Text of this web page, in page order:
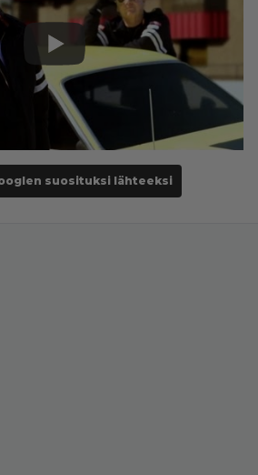
suosituksi lähteeksi